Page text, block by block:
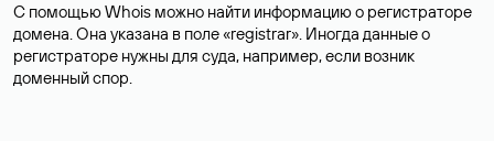
С помощью Whois можно найти информацию о регистраторе
домена. Она указана в поле «registrar». Иногда данные о
регистраторе нужны для суда, например, если возник
доменный спор.